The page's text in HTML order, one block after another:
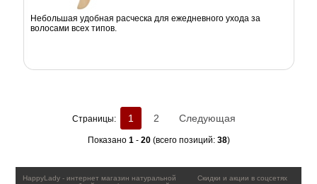
Небольшая удобная расческа для ежедневного ухода за
волосами всех типов.
Страницы: 1 2 Следующая
Показано 1- 20(всего позиций: 38)
Скидки и акции в соцсетях
HappyLady - интернет магазин натуральной